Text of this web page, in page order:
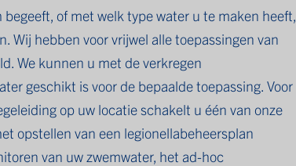
of met welk type water u te maken heeft,
Wij hebben voor vrijwel alle toepassingen van
We kunnen u met de verkregen
geschikt is voor de bepaalde toepassing. Voor
op uw locatie schakelt u één van onze
opstellen van een legionellabeheersplan
van uw zwemwater, het ad-hoc